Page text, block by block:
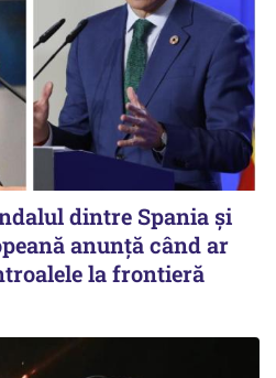
dintre Spania și
anunță când ar
la frontieră